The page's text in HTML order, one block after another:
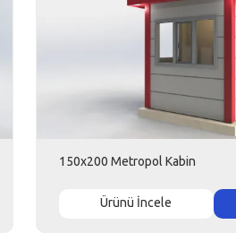
150x200 Metropol Kabin
Ürünü İncele